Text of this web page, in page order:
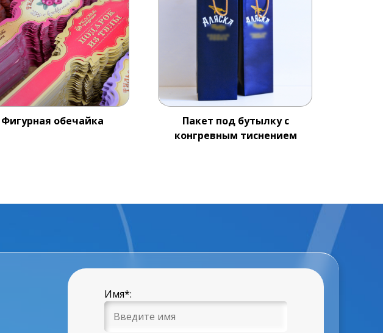
Фигурная обечайка
Пакет под бутылку с
конгревным тиснением
Имя*: